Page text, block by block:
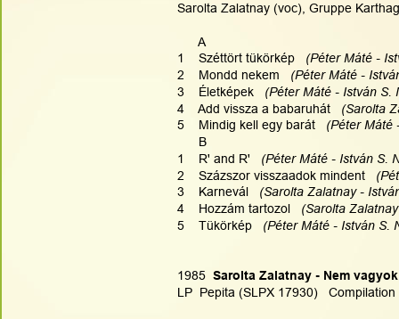
Sarolta Zalatnay (voc), Gruppe
      A
1    Széttört tükörkép
(Péter Máté -
2    Mondd nekem (Péter Máté -
3    Életképek (Péter Máté - István S.
4    Add vissza a babaruhát
(Sarolta
5    Mindig kell egy barát (Péter Máté
      B
1    R' and R'
(Péter Máté - István S.
2    Százszor visszaadok mindent
3    Karnevál
(Sarolta Zalatnay -
4    Hozzám tartozol
(Sarolta
5    Tükörkép (Péter Máté - István S.
1985
Sarolta Zalatnay - Nem
LP  Pepita (SLPX 17930)   Compilation